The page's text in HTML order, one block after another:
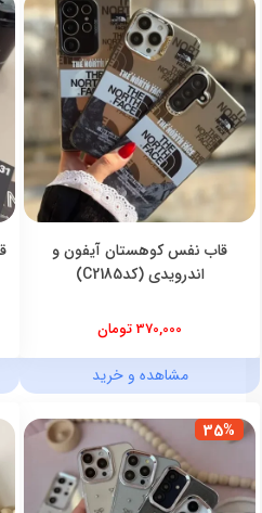
قاب نفس کوهستان آیفون و
اندرویدی (کدC2185)
370,000 تومان
مشاهده و خرید
35%